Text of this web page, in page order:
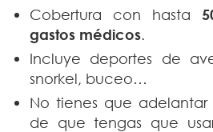
Cobertura con hasta
gastos médicos.
Incluye deportes de
snorkel, buceo…
No tienes que
de que tengas que